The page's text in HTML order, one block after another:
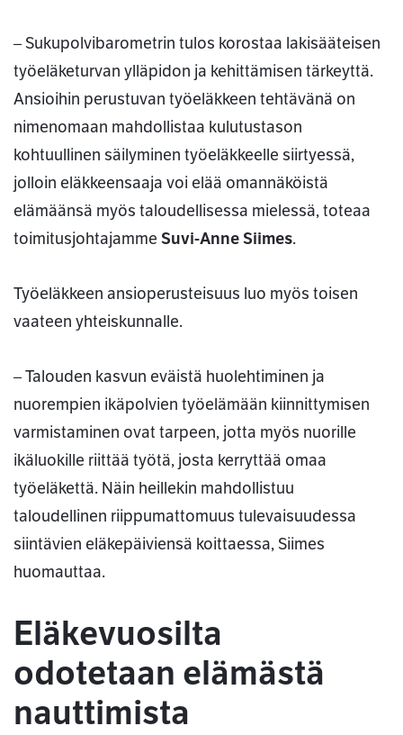
– Sukupolvibarometrin tulos korostaa lakisääteisen
työeläketurvan ylläpidon ja kehittämisen tärkeyttä.
Ansioihin perustuvan työeläkkeen tehtävänä on
nimenomaan mahdollistaa kulutustason
kohtuullinen säilyminen työeläkkeelle siirtyessä,
jolloin eläkkeensaaja voi elää omannäköistä
elämäänsä myös taloudellisessa mielessä, toteaa
toimitusjohtajamme Suvi-Anne Siimes.
Työeläkkeen ansioperusteisuus luo myös toisen
vaateen yhteiskunnalle.
– Talouden kasvun eväistä huolehtiminen ja
nuorempien ikäpolvien työelämään kiinnittymisen
varmistaminen ovat tarpeen, jotta myös nuorille
ikäluokille riittää työtä, josta kerryttää omaa
työeläkettä. Näin heillekin mahdollistuu
taloudellinen riippumattomuus tulevaisuudessa
siintävien eläkepäiviensä koittaessa, Siimes
huomauttaa.
Eläkevuosilta
odotetaan elämästä
nauttimista